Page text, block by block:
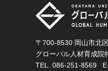
〒700-8530 岡山市北
グローバル人材育成院
TEL. 086-251-8569